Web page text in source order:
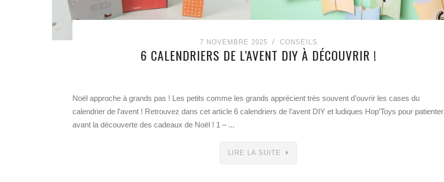
7 NOVEMBRE 2025 CONSEILS
6 CALENDRIERS DE L’AVENT DIY À DÉCOUVRIR !
Noël approche à grands pas ! Les petits comme les grands apprécient très souvent d’ouvrir les cases du
calendrier de l’avent ! Retrouvez dans cet article 6 calendriers de l’avent DIY et ludiques Hop’Toys pour patienter
avant la découverte des cadeaux de Noël ! 1 – ...
LIRE LA SUITE